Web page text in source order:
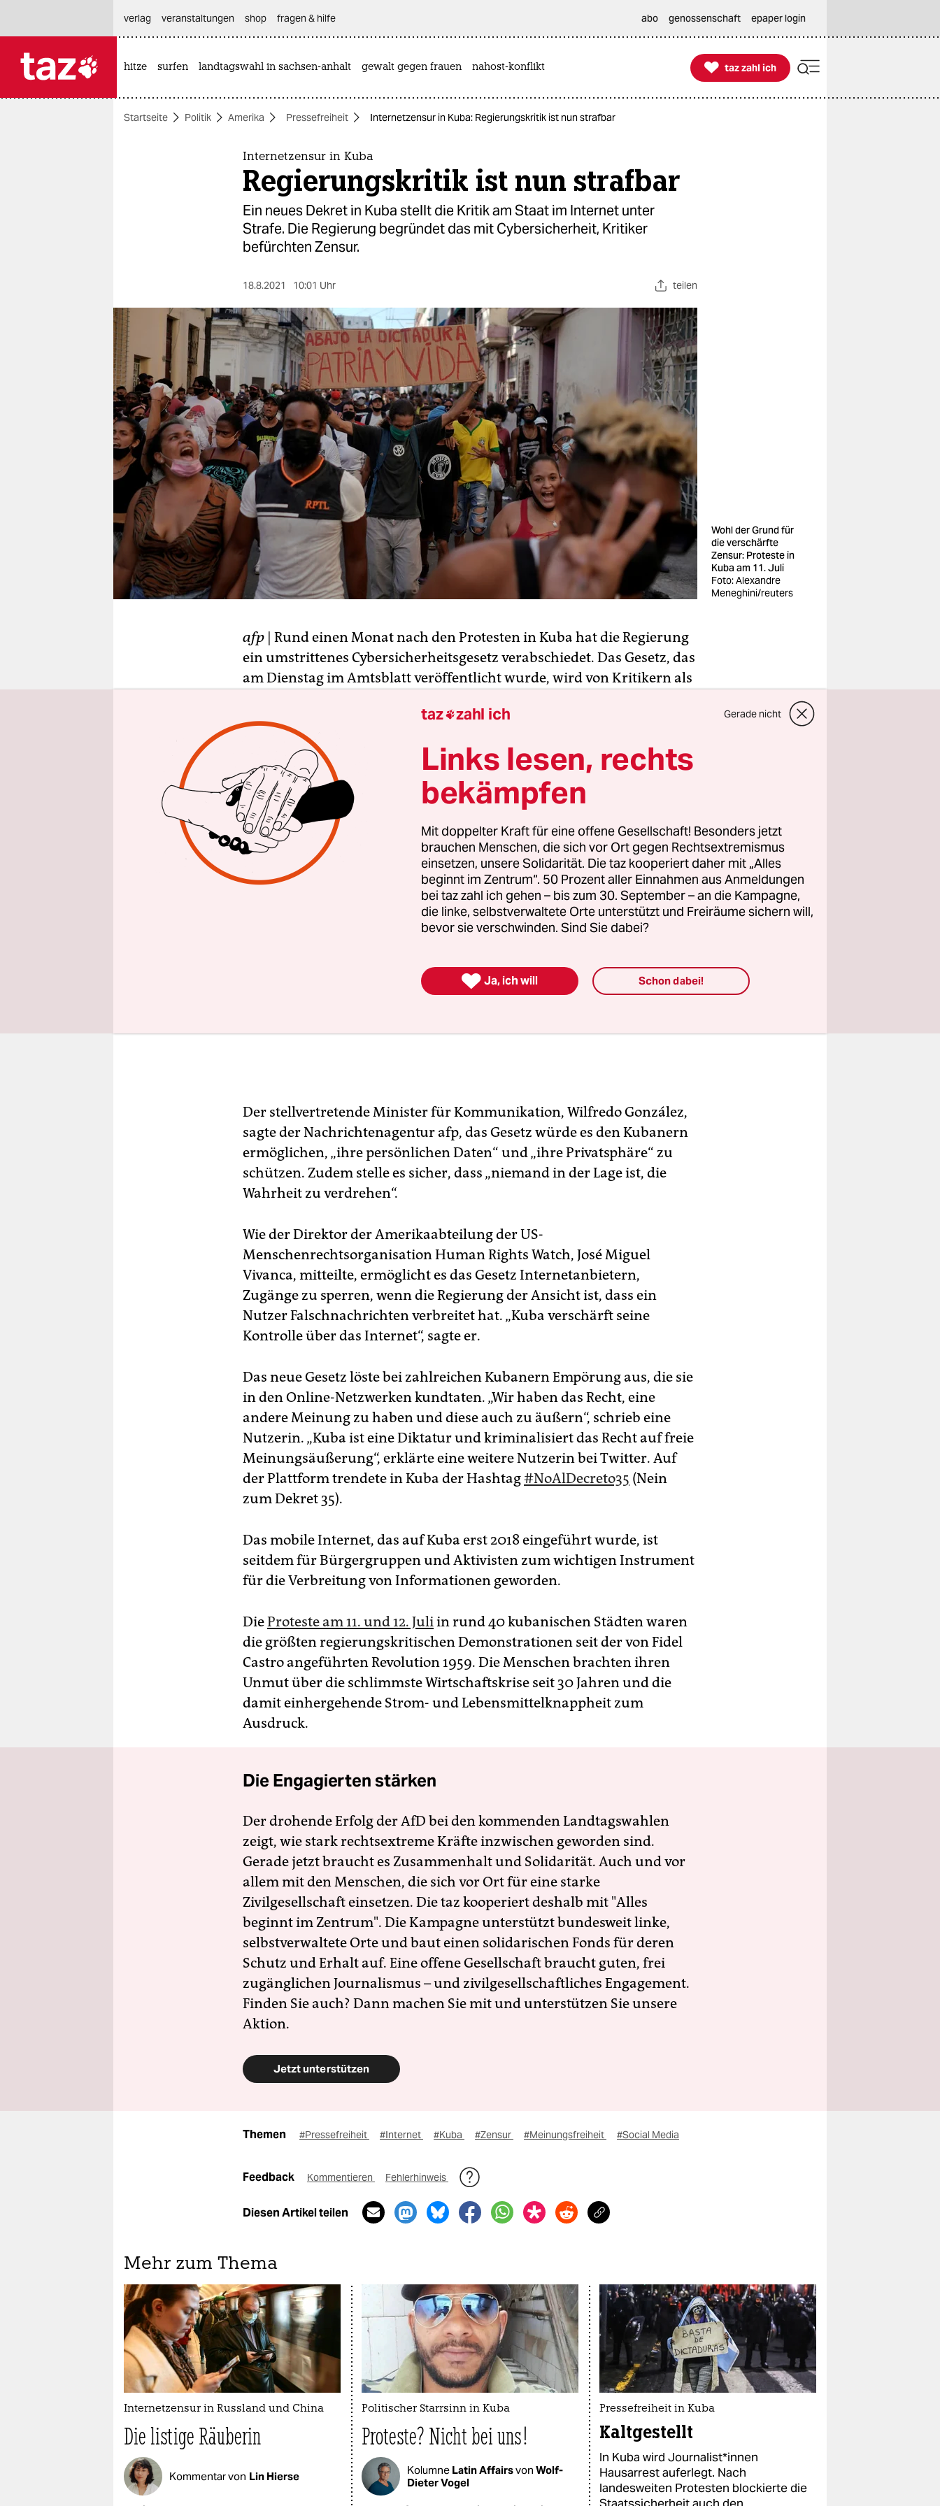
themen
berlin
nord
wahrheit
verlag
verlag
veranstaltungen
shop
fragen & hilfe
unterstützen
abo
genossenschaft
verlag
veranstaltungen shop fragen & hilfe abo genossenschaft epaper login
hitze surfen landtagswahl in sachsen-anhalt gewalt gegen frauen nahost-konflikt 
taz zahl ich
taz zahl ich
Startseite Politik Amerika Pressefreiheit Internetzensur in Kuba: Regierungskritik ist nun strafbar
Internetzensur in Kuba
Regierungskritik ist nun strafbar
Ein neues Dekret in Kuba stellt die Kritik am Staat im Internet unter
Strafe. Die Regierung begründet das mit Cybersicherheit, Kritiker
befürchten Zensur.
18.8.2021 10:01 Uhr teilen
Wohl der Grund für
die verschärfte
Zensur: Proteste in
Kuba am 11. Juli
Foto: Alexandre
Meneghini/reuters
afp | Rund einen Monat nach den Protesten in Kuba hat die Regierung
ein umstrittenes Cybersicherheitsgesetz verabschiedet. Das Gesetz, das
am Dienstag im Amtsblatt veröffentlicht wurde, wird von Kritikern als
bürgerlichen Freiheiten
auf der Karibikinsel betrachtet.
neue Gesetz
legt etwa fest, welche Online-Aktivitäten eine Straftat
darstellen, darunter Cyberterrorismus, Aufrufe zu öffentlichen
Unruhen sowie die Verbreitung von Informationen, die als falsch
gelten oder dem Ansehen des Staates schaden.
Der stellvertretende Minister für Kommunikation, Wilfredo González,
sagte der Nachrichtenagentur afp, das Gesetz würde es den Kubanern
ermöglichen, „ihre persönlichen Daten“ und „ihre Privatsphäre“ zu
schützen. Zudem stelle es sicher, dass „niemand in der Lage ist, die
Wahrheit zu verdrehen“.
Wie der Direktor der Amerikaabteilung der US-
Menschenrechtsorganisation Human Rights Watch, José Miguel
Vivanca, mitteilte, ermöglicht es das Gesetz Internetanbietern,
Zugänge zu sperren, wenn die Regierung der Ansicht ist, dass ein
Nutzer Falschnachrichten verbreitet hat. „Kuba verschärft seine
Kontrolle über das Internet“, sagte er.
Das neue Gesetz löste bei zahlreichen Kubanern Empörung aus, die sie
in den Online-Netzwerken kundtaten. „Wir haben das Recht, eine
andere Meinung zu haben und diese auch zu äußern“, schrieb eine
Nutzerin. „Kuba ist eine Diktatur und kriminalisiert das Recht auf freie
Meinungsäußerung“, erklärte eine weitere Nutzerin bei Twitter. Auf
der Plattform trendete in Kuba der Hashtag#NoAlDecreto35 (Nein
zum Dekret 35).
Das mobile Internet, das auf Kuba erst 2018 eingeführt wurde, ist
seitdem für Bürgergruppen und Aktivisten zum wichtigen Instrument
für die Verbreitung von Informationen geworden.
DieProteste am 11. und 12. Juliin rund 40 kubanischen Städten waren
die größten regierungskritischen Demonstrationen seit der von Fidel
Castro angeführten Revolution 1959. Die Menschen brachten ihren
Unmut über die schlimmste Wirtschaftskrise seit 30 Jahren und die
damit einhergehende Strom- und Lebensmittelknappheit zum
Ausdruck.
Die Engagierten stärken
Der drohende Erfolg der AfD bei den kommenden Landtagswahlen
zeigt, wie stark rechtsextreme Kräfte inzwischen geworden sind.
Gerade jetzt braucht es Zusammenhalt und Solidarität. Auch und vor
allem mit den Menschen, die sich vor Ort für eine starke
Zivilgesellschaft einsetzen. Die taz kooperiert deshalb mit "Alles
beginnt im Zentrum". Die Kampagne unterstützt bundesweit linke,
selbstverwaltete Orte und baut einen solidarischen Fonds für deren
Schutz und Erhalt auf. Eine offene Gesellschaft braucht guten, frei
zugänglichen Journalismus – und zivilgesellschaftliches Engagement.
Finden Sie auch? Dann machen Sie mit und unterstützen Sie unsere
Aktion.
Jetzt unterstützen
Themen #Pressefreiheit #Internet #Kuba #Zensur #Meinungsfreiheit #Social Media
Feedback Kommentieren Fehlerhinweis
Diesen Artikel teilen
Mehr zum Thema
Internetzensur in Russland und China
Die listige Räuberin
Kommentar von Lin Hierse
Politischer Starrsinn in Kuba
Proteste? Nicht bei uns!
Kolumne Latin Affairsvon Wolf-
Dieter Vogel
Pressefreiheit in Kuba
Kaltgestellt
In Kuba wird Jour­na­lis­t*in­nen
Hausarrest auferlegt. Nach
landesweiten Protesten blockierte die
taz zahl ich Gerade nicht
Links lesen, rechts
bekämpfen
Mit doppelter Kraft für eine offene Gesellschaft! Besonders jetzt
brauchen Menschen, die sich vor Ort gegen Rechtsextremismus
einsetzen, unsere Solidarität. Die taz kooperiert daher mit „Alles
beginnt im Zentrum“. 50 Prozent aller Einnahmen aus Anmeldungen
bei taz zahl ich gehen – bis zum 30. September – an die Kampagne,
die linke, selbstverwaltete Orte unterstützt und Freiräume sichern will,
bevor sie verschwinden. Sind Sie dabei?
 Ja, ich will Schon dabei!